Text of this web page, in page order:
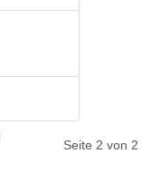
Seite 2 von 2